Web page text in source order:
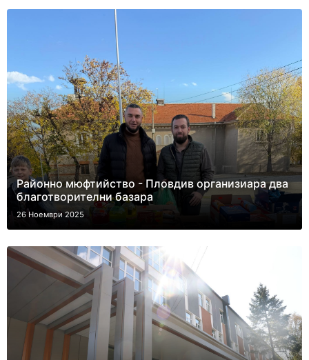
Районно мюфтийство - Пловдив организиара два
благотворителни базара
26 Ноември 2025